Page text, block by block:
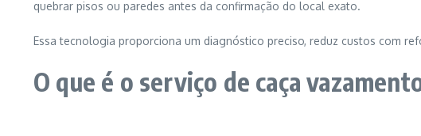
quebrar pisos ou paredes antes da confirmação do local exato.
Essa tecnologia proporciona um diagnóstico preciso, reduz custos com
O que é o serviço de caça